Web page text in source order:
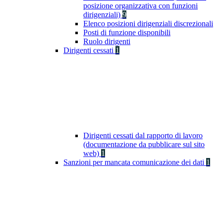
posizione organizzativa con funzioni
dirigenziali) 9
Elenco posizioni dirigenziali discrezionali
Posti di funzione disponibili
Ruolo dirigenti
Dirigenti cessati 1
Dirigenti cessati dal rapporto di lavoro
(documentazione da pubblicare sul sito
web) 1
Sanzioni per mancata comunicazione dei dati 1